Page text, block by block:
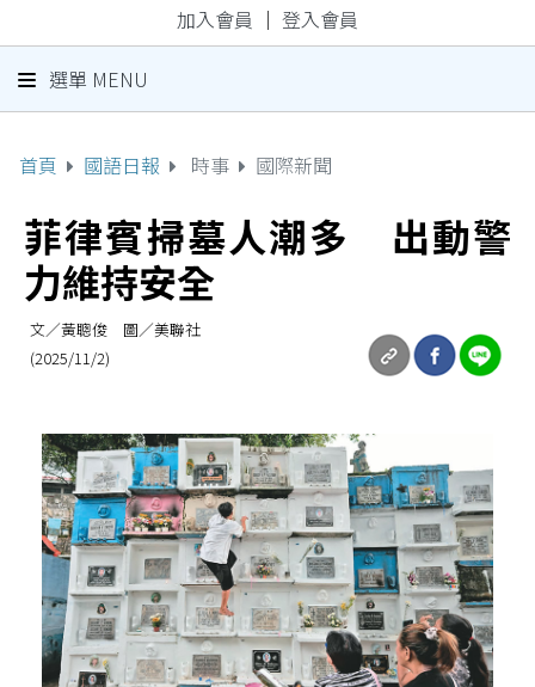
加入會員 ｜ 登入會員
選單 MENU
首頁 國語日報 時事 國際新聞
菲律賓掃墓人潮多 出動警
力維持安全
文／黃聰俊 圖／美聯社
(2025/11/2)